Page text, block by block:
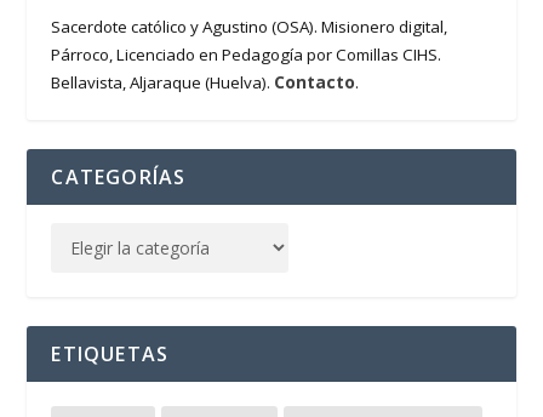
Sacerdote católico y Agustino (OSA). Misionero digital,
Párroco, Licenciado en Pedagogía por Comillas CIHS.
Bellavista, Aljaraque (Huelva). Contacto.
CATEGORÍAS
ETIQUETAS